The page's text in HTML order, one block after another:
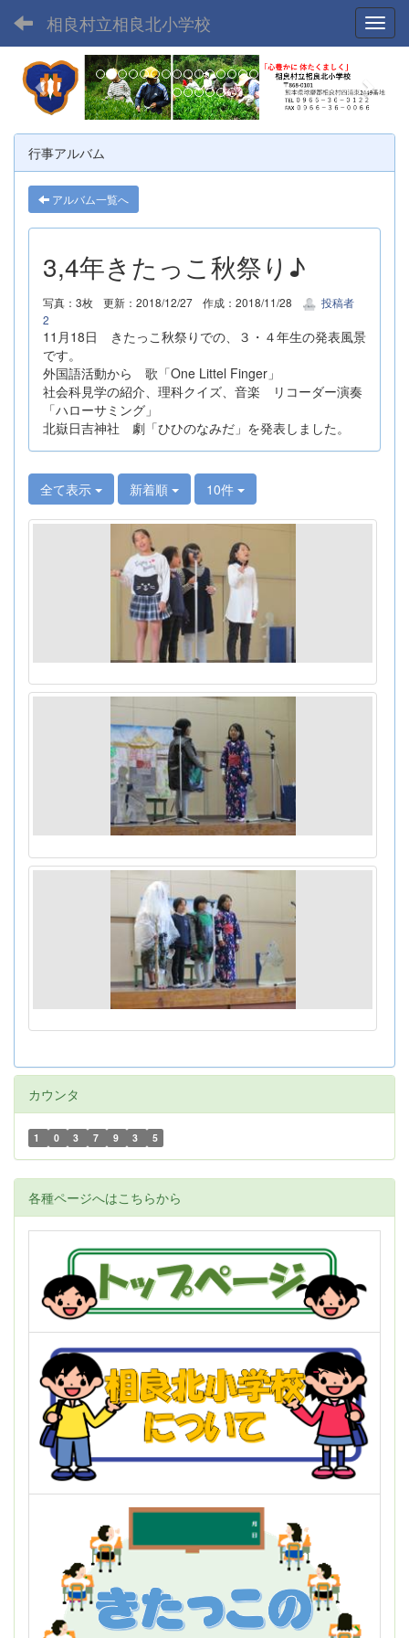
相良村立相良北小学校
p
r
e
v
i
o
u
e
x
t
行事アルバム
アルバム一覧へ
3,4年きたっこ秋祭り♪
写真：3枚 更新：2018/12/27 作成：2018/11/28
投稿者
2
11月18日 きたっこ秋祭りでの、３・４年生の発表風景
です。
外国語活動から 歌「One Littel Finger」
社会科見学の紹介、理科クイズ、音楽 リコーダー演奏
「ハローサミング」
北嶽日吉神社 劇「ひひのなみだ」を発表しました。
全て表示 新着順 10件
カウンタ
1 0 3 7 9 3 5
各種ページへはこちらから